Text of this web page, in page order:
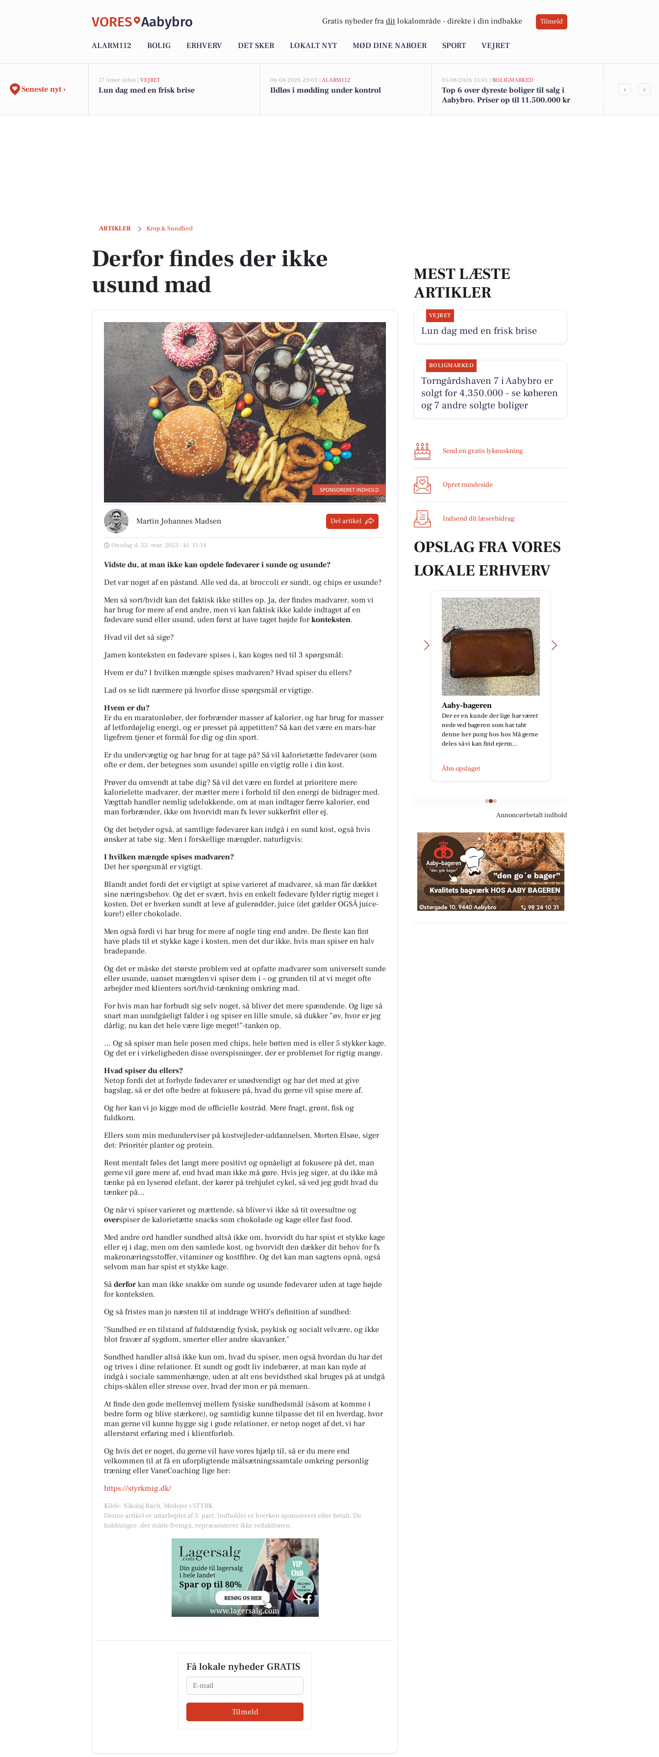
VORES Aabybro Gratis nyheder fra dit lokalområde - direkte i din indbakke Tilmeld
ALARM112 BOLIG ERHVERV DET SKER LOKALT NYT MØD DINE NABOER SPORT VEJRET
Seneste nyt ›
17 timer siden | VEJRET
Lun dag med en frisk brise
06-08-2026 20:03 | ALARM112
Ildløs i mødding under kontrol
05-08-2026 13:01 | BOLIGMARKED
Top 6 over dyreste boliger til salg i
Aabybro. Priser op til 11.500.000 kr
Open by
‹ ›
ARTIKLER Krop & Sundhed
Derfor findes der ikke usund mad
Derfor findes der ikke
usund mad
Martin Johannes Madsen Del artikel
Onsdag d. 22. mar. 2023 - kl. 11:14
Vidste du, at man ikke kan opdele fødevarer i sunde og usunde?
Det var noget af en påstand. Alle ved da, at broccoli er sundt, og chips er usunde?
Men så sort/hvidt kan det faktisk ikke stilles op. Ja, der findes madvarer, som vi
har brug for mere af end andre, men vi kan faktisk ikke kalde indtaget af en
fødevare sund eller usund, uden først at have taget højde forkonteksten.
Hvad vil det så sige?
Jamen konteksten en fødevare spises i, kan koges ned til 3 spørgsmål:
Hvem er du? I hvilken mængde spises madvaren? Hvad spiser du ellers?
Lad os se lidt nærmere på hvorfor disse spørgsmål er vigtige.
Hvem er du?
Er du en maratonløber, der forbrænder masser af kalorier, og har brug for masser
af letfordøjelig energi, og er presset på appetitten? Så kan det være en mars-bar
ligefrem tjener et formål for dig og din sport.
Er du undervægtig og har brug for at tage på? Så vil kalorietætte fødevarer (som
ofte er dem, der betegnes som usunde) spille en vigtig rolle i din kost.
Prøver du omvendt at tabe dig? Så vil det være en fordel at prioritere mere
kalorielette madvarer, der mætter mere i forhold til den energi de bidrager med.
Vægttab handler nemlig udelukkende, om at man indtager færre kalorier, end
man forbrænder, ikke om hvorvidt man fx lever sukkerfrit eller ej.
Og det betyder også, at samtlige fødevarer kan indgå i en sund kost, også hvis
ønsker at tabe sig. Men i forskellige mængder, naturligvis:
I hvilken mængde spises madvaren?
Det her spørgsmål er vigtigt.
Blandt andet fordi det er vigtigt at spise varieret af madvarer, så man får dækket
sine næringsbehov. Og det er svært, hvis en enkelt fødevare fylder rigtig meget i
kosten. Det er hverken sundt at leve af gulerødder, juice (det gælder OGSÅ juice-
kure!) eller chokolade.
Men også fordi vi har brug for mere af nogle ting end andre. De fleste kan fint
have plads til et stykke kage i kosten, men det dur ikke, hvis man spiser en halv
bradepande.
Og det er måske det største problem ved at opfatte madvarer som universelt sunde
eller usunde, uanset mængden vi spiser dem i – og grunden til at vi meget ofte
arbejder med klienters sort/hvid-tænkning omkring mad.
For hvis man har forbudt sig selv noget, så bliver det mere spændende. Og lige så
snart man uundgåeligt falder i og spiser en lille smule, så dukker ”øv, hvor er jeg
dårlig, nu kan det hele være lige meget!”-tanken op.
… Og så spiser man hele posen med chips, hele bøtten med is eller 5 stykker kage.
Og det er i virkeligheden disse overspisninger, der er problemet for rigtig mange.
Hvad spiser du ellers?
Netop fordi det at forbyde fødevarer er unødvendigt og har det med at give
bagslag, så er det ofte bedre at fokusere på, hvad du gerne vil spise mere af.
Og her kan vi jo kigge mod de officielle kostråd. Mere frugt, grønt, fisk og
fuldkorn.
Ellers som min medunderviser på kostvejleder-uddannelsen, Morten Elsøe, siger
det: Prioritér planter og protein.
Rent mentalt føles det langt mere positivt og opnåeligt at fokusere på det, man
gerne vil gøre mere af, end hvad man ikke må gøre. Hvis jeg siger, at du ikke må
tænke på en lyserød elefant, der kører på trehjulet cykel, så ved jeg godt hvad du
tænker på…
Og når vi spiser varieret og mættende, så bliver vi ikke så tit oversultne og
overspiser de kalorietætte snacks som chokolade og kage eller fast food.
Med andre ord handler sundhed altså ikke om, hvorvidt du har spist et stykke kage
eller ej i dag, men om den samlede kost, og hvorvidt den dækker dit behov for fx
makronæringsstoffer, vitaminer og kostfibre. Og det kan man sagtens opnå, også
selvom man har spist et stykke kage.
Så derfor kan man ikke snakke om sunde og usunde fødevarer uden at tage højde
for konteksten.
Og så fristes man jo næsten til at inddrage WHO’s definition af sundhed:
"Sundhed er en tilstand af fuldstændig fysisk, psykisk og socialt velvære, og ikke
blot fravær af sygdom, smerter eller andre skavanker."
Sundhed handler altså ikke kun om, hvad du spiser, men også hvordan du har det
og trives i dine relationer. Et sundt og godt liv indebærer, at man kan nyde at
indgå i sociale sammenhænge, uden at alt ens bevidsthed skal bruges på at undgå
chips-skålen eller stresse over, hvad der mon er på menuen.
At finde den gode mellemvej mellem fysiske sundhedsmål (såsom at komme i
bedre form og blive stærkere), og samtidig kunne tilpasse det til en hverdag, hvor
man gerne vil kunne hygge sig i gode relationer, er netop noget af det, vi har
allerstørst erfaring med i klientforløb.
Og hvis det er noget, du gerne vil have vores hjælp til, så er du mere end
velkommen til at få en uforpligtende målsætningssamtale omkring personlig
træning eller VaneCoaching lige her:
https://styrkmig.dk/
Kilde: Nikolaj Bach, Medejer i STYRK
Denne artikel er udarbejdet af 3. part. Indholdet er hverken sponsoreret eller betalt. De
holdninger, der måtte fremgå, repræsenterer ikke redaktionen.
Få lokale nyheder GRATIS
Email
Tilmeld
MEST LÆSTE
ARTIKLER
VEJRET
Lun dag med en frisk brise
BOLIGMARKED
Torngårdshaven 7 i Aabybro er
solgt for 4.350.000 - se køberen
og 7 andre solgte boliger
Send en gratis lykønskning
Opret mindeside
Indsend dit læserbidrag
OPSLAG FRA VORES
LOKALE ERHVERV
BIBS har fået nyt hjem🤩 Tak til
BIBS for det fine Stativ Mangler I
Åbn opslaget
Aaby-bageren
Der er en kunde der lige har været
nede ved bageren som har tabt
denne her pung hos hos Må gerne
deles så vi kan find ejerm...
Åbn opslaget
Annoncørbetalt indhold